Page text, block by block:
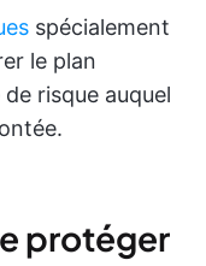
spécialement
le plan
risque auquel
protéger